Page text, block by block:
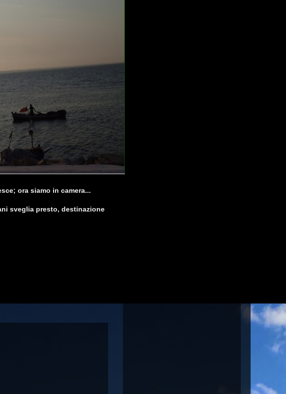
ora siamo in camera...
sveglia presto, destinazione